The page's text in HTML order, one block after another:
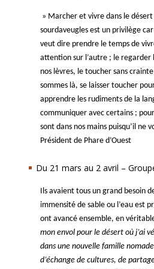
» Marcher et vivre dans le désert
sourdaveugles est un privilège
veut dire prendre le temps de
attention sur l’autre ; le regarder
nos lèvres, le toucher sans
sommes là, se laisser toucher
apprendre les rudiments de la
communiquer avec certains ;
sont dans nos mains puisqu’il ne
Président de Phare d’Ouest
Du 21 mars au 2 avril –
Ils avaient tous un grand besoin
immensité de sable ou l’eau est
ont avancé ensemble, en
mon envol pour le désert où j’ai
dans une nouvelle famille
d’échange de cultures, de